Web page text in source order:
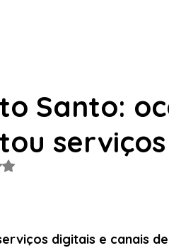
Santo:
com NaN de 5 estrelas.
digitais e canais